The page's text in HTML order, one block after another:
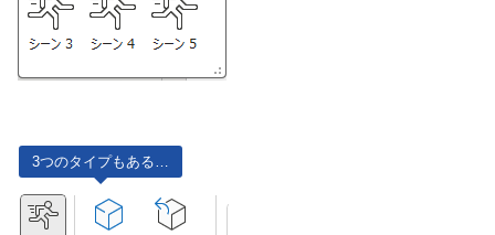
3つのタイプもある…